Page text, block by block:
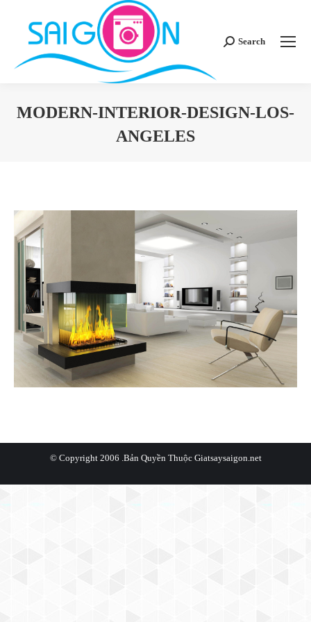
Search:
Search
MODERN-INTERIOR-DESIGN-LOS-
ANGELES
© Copyright 2006 .Bản Quyền Thuộc Giatsaysaigon.net